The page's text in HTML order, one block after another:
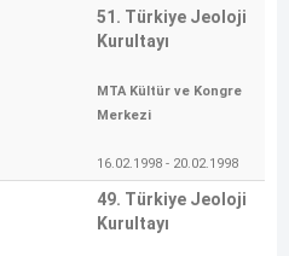
51. Türkiye Jeoloji
Kurultayı
MTA Kültür ve Kongre
Merkezi
16.02.1998 - 20.02.1998
49. Türkiye Jeoloji
Kurultayı